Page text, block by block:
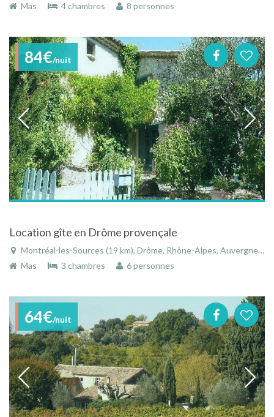
Mas
4 chambres 8 personnes
84€/nuit
Location gîte en Drôme provençale
Montréal-les-Sources (19 km), Drôme, Rhône-Alpes, Auvergne-Rhône-Alpes, France
Mas
3 chambres 6 personnes
64€/nuit